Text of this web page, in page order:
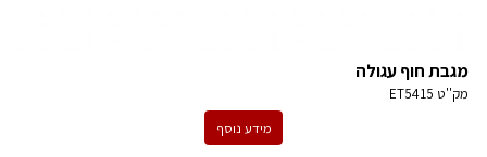
מגבת חוף עגולה
מק''ט ET5415
מידע נוסף